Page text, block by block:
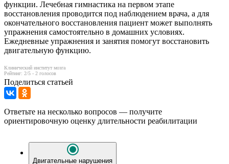
функции. Лечебная гимнастика на первом этапе
восстановления проводится под наблюдением врача, а для
окончательного восстановления пациент может выполнять
упражнения самостоятельно в домашних условиях.
Ежедневные упражнения и занятия помогут восстановить
двигательную функцию.
Клинический институт мозга
Рейтинг: 2/5 - 2 голосов
Поделиться статьей
Ответьте на несколько вопросов — получите
ориентировочную оценку длительности реабилитации